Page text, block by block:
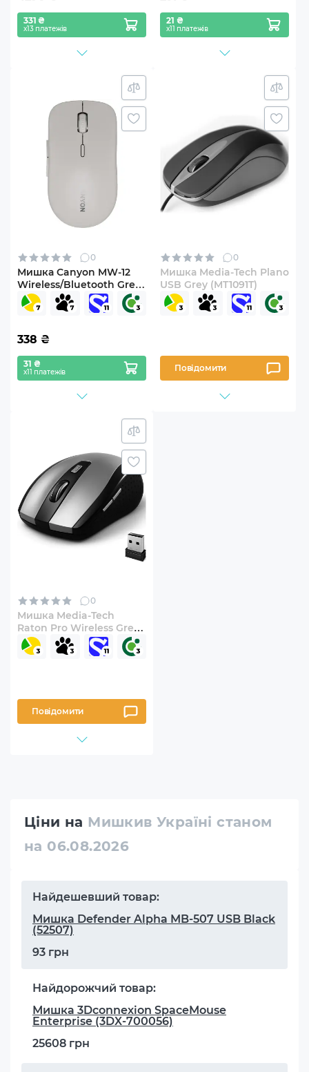
331 ₴
х13 платежів
21 ₴
х11 платежів
0
Мишка Canyon MW-12
Wireless/Bluetooth Grey
(CNS-CMSW12DG)
338 ₴
31 ₴
х11 платежів
0
Мишка Media-Tech Plano
USB Grey (MT1091T)
Повідомити
0
Мишка Media-Tech
Raton Pro Wireless Grey
(MT1113T)
Повідомити
Ціни на Мишкив Україні станом
на 06.08.2026
Найдешевший товар:
Мишка Defender Alpha MB-507 USB Black
(52507)
93 грн
Найдорожчий товар:
Мишка 3Dconnexion SpaceMouse
Enterprise (3DX-700056)
25608 грн